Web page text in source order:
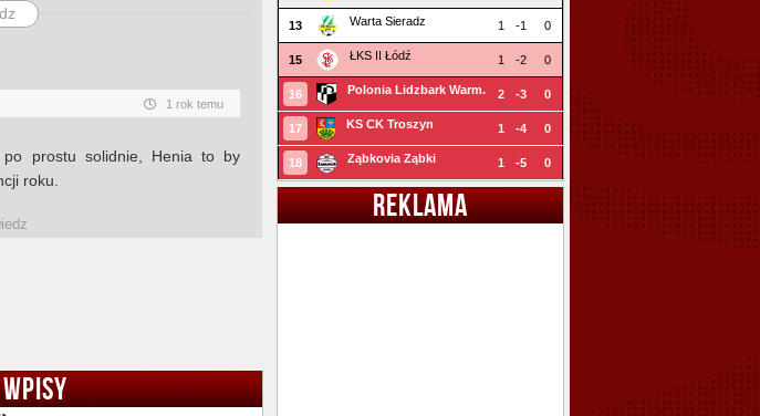
1 rok temu
prostu solidnie, Henia to by
roku.
13 Warta Sieradz 1 -1 0
15 ŁKS II Łódź 1 -2 0
16 Polonia Lidzbark Warm. 2 -3 0
17 KS CK Troszyn 1 -4 0
18 Ząbkovia Ząbki 1 -5 0
REKLAMA